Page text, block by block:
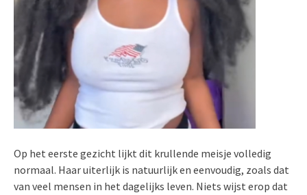
Op het eerste gezicht lijkt dit krullende meisje volledig
normaal. Haar uiterlijk is natuurlijk en eenvoudig, zoals dat
van veel mensen in het dagelijks leven. Niets wijst erop dat